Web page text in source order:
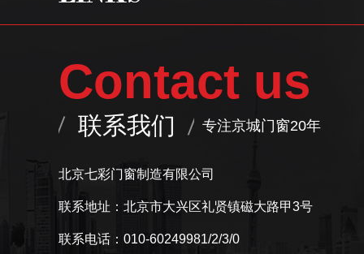
Contact us
联系我们 专注京城门窗20年
北京七彩门窗制造有限公司
联系地址：北京市大兴区礼贤镇磁大路甲3号
联系电话：010-60249981/2/3/0